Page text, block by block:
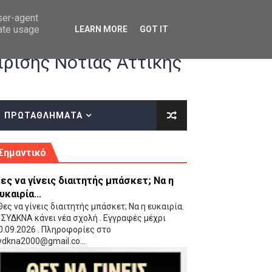
οδηγίες επί του ΚΑΝΟΝΙΣΜΟΥ ΕΓΓΡΑΦΩΝ-ΜΕΤΑΓΡΑΦΩΝ ΤΗΣ
(VIDEO)
Νότιας Αττικής
ΠΡΩΤΑΘΛΗΜΑΤΑ
να γίνεις διαιτητής μπάσκετ; Να η
να γίνεις διαιτητής μπάσκετ; Να η ευκαιρία.
κάνει νέα σχολή . Εγγραφές μέχρι
. Πληροφορίες στο
agent
usage
LEARN MORE GOT IT